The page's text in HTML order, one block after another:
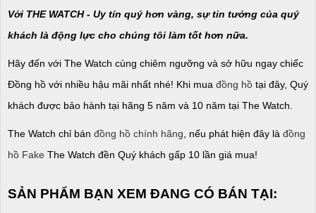
Với THE WATCH - Uy tín quý hơn vàng, sự tin tưởng của quý
khách là động lực cho chúng tôi làm tốt hơn nữa.
Hãy đến với The Watch cùng chiêm ngưỡng và sở hữu ngay chiếc
Đồng hồ với nhiều hậu mãi nhất nhé! Khi mua đồng hồ tại đây, Quý
khách được bảo hành tại hãng 5 năm và 10 năm tại The Watch.
The Watch chỉ bán đồng hồ chính hãng , nếu phát hiện đây là đồng
hồ Fake The Watch đền Quý khách gấp 10 lần giá mua!
SẢN PHẨM BẠN XEM ĐANG CÓ BÁN TẠI: